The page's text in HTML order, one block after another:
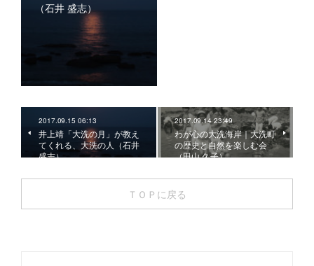
（石井 盛志）
2017.09.15 06:13
井上靖「大洗の月」が教え
てくれる、大洗の人（石井
盛志）
2017.09.14 23:49
わが心の大洗海岸｜大洗町
の歴史と自然を楽しむ会
（田山 久子）
ＴＯＰに戻る